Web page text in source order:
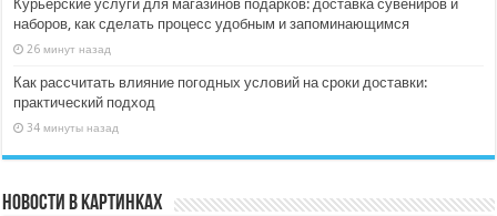
Курьерские услуги для магазинов подарков: доставка сувениров и
наборов, как сделать процесс удобным и запоминающимся
26 минут назад
Как рассчитать влияние погодных условий на сроки доставки:
практический подход
34 минуты назад
Новости в картинках